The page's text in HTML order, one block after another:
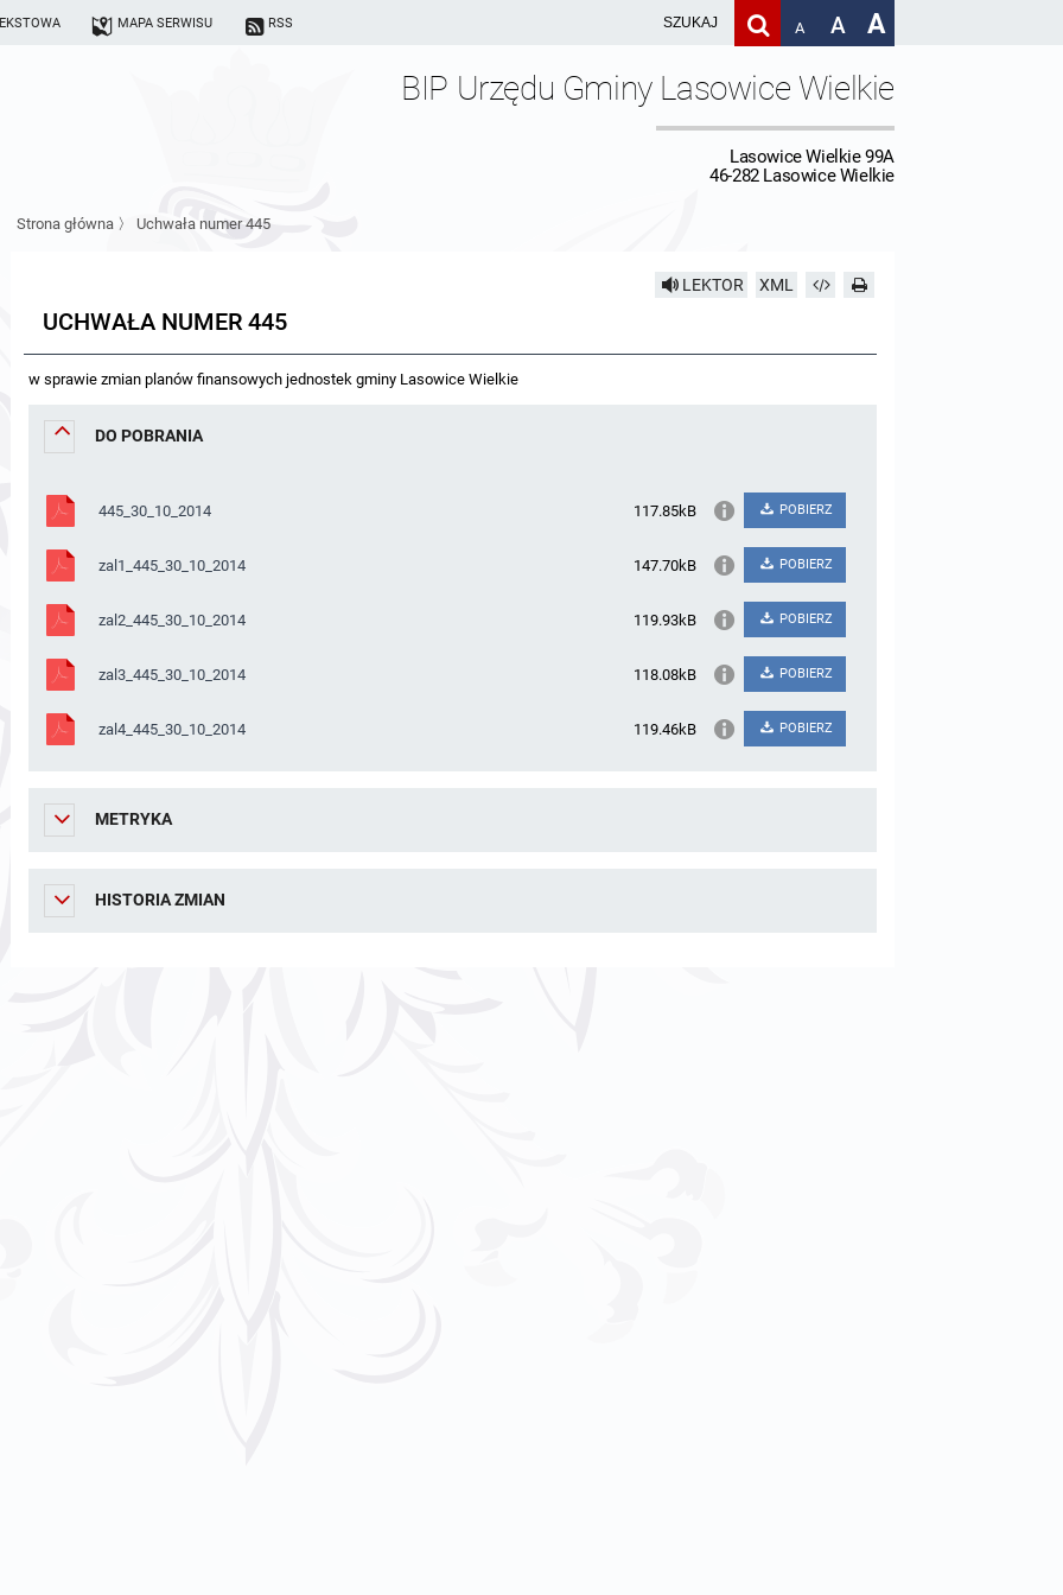
MAPA SERWISU RSS A A A
BIP Urzędu Gminy Lasowice Wielkie
Lasowice Wielkie 99A
46-282 Lasowice Wielkie
Strona główna 〉 Uchwała numer 445
LEKTOR XML
UCHWAŁA NUMER 445
w sprawie zmian planów finansowych jednostek gminy Lasowice Wielkie
DO POBRANIA
445_30_10_2014 117.85kB POBIERZ
zal1_445_30_10_2014 147.70kB POBIERZ
zal2_445_30_10_2014 119.93kB POBIERZ
zal3_445_30_10_2014 118.08kB POBIERZ
zal4_445_30_10_2014 119.46kB POBIERZ
METRYKA
HISTORIA ZMIAN